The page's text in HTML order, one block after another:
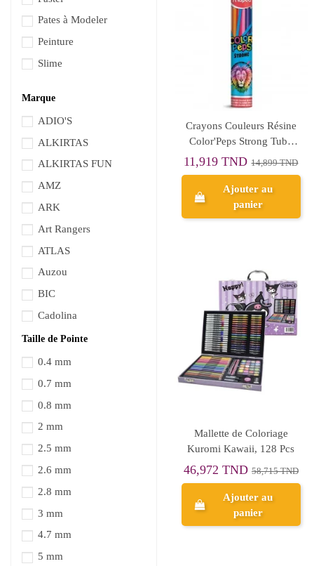
Crayons Couleurs Résine
Color'Peps Strong Tube
Métal 12pcs - Maped
11,919 TND14,899 TND
Ajouter au
panier
Mallette de Coloriage
Kuromi Kawaii, 128 Pcs
46,972 TND 58,715 TND
Ajouter au
panier
Pates à Modeler
Peinture
Slime
Marque
ADIO'S
ALKIRTAS
ALKIRTAS FUN
AMZ
ARK
Art Rangers
ATLAS
Auzou
BIC
Cadolina
CARIOCA
CONTE
Cool School
COQ
Cra-Z-Art
CRAZE
CUTEQ
Daler Rowney
DAS SMART
Digital Future -
المستقبل الرقمي
Taille de Pointe
0.4 mm
0.7 mm
0.8 mm
2 mm
2.5 mm
2.6 mm
2.8 mm
3 mm
4.7 mm
5 mm